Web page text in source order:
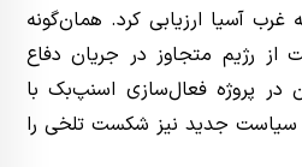
آسیا ارزیابی کرد. همان‌گونه
از رژیم متجاوز در جریان دفاع
در پروژه فعال‌سازی اسنپ‌بک با
جدید نیز شکست تلخی را